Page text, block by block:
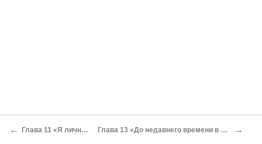
← Глава 11 «Я лично вывел Гондурас и Нигерию на ЧМ-2010» Глава 13 «До недавнего времени в Сингапуре законодательно были запрещены анальный секс и куннилингус» →